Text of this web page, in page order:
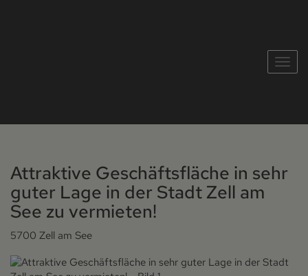
Attraktive Geschäftsfläche in sehr
guter Lage in der Stadt Zell am
See zu vermieten!
5700 Zell am See